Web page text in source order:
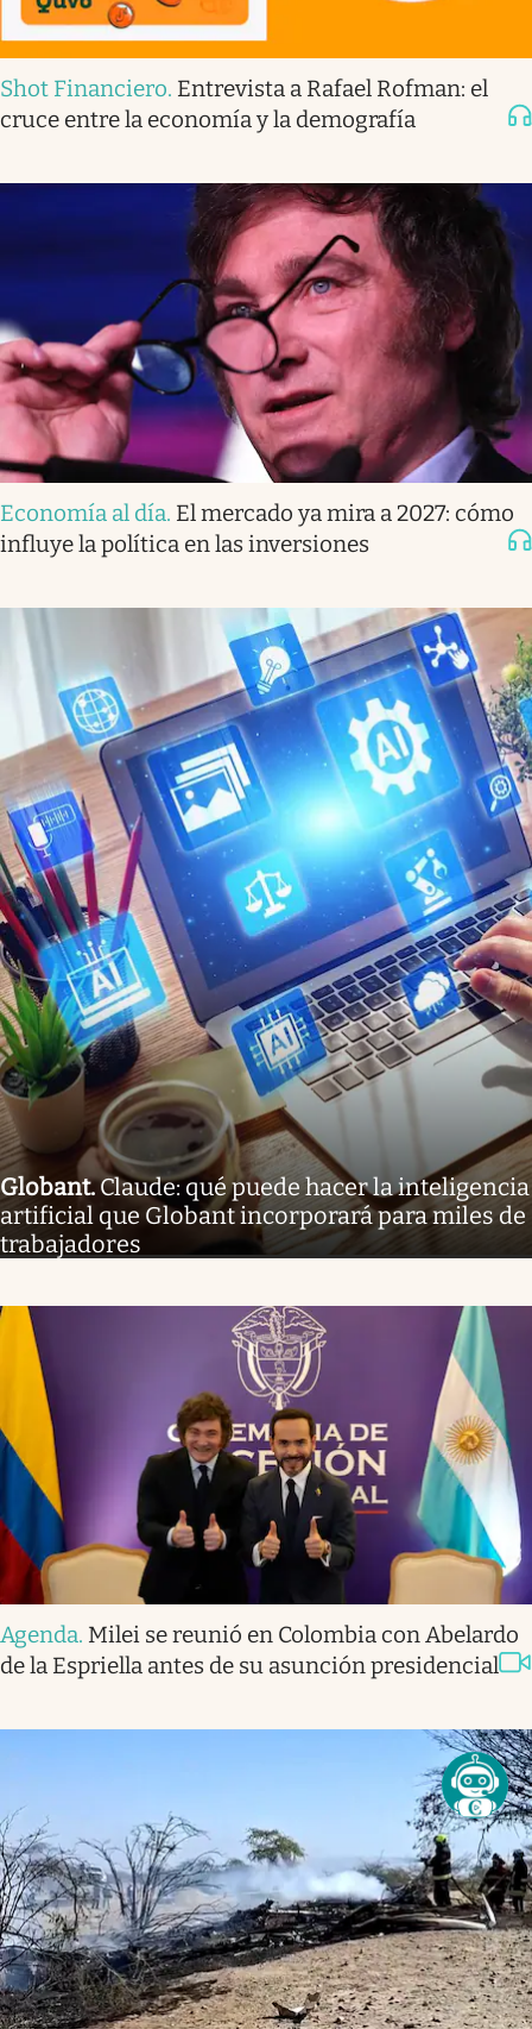
Shot Financiero. Entrevista a Rafael Rofman: el
cruce entre la economía y la demografía
Economía al día. El mercado ya mira a 2027: cómo
influye la política en las inversiones
Globant.Claude: qué puede hacer la inteligencia
artificial que Globant incorporará para miles de
trabajadores
Agenda. Milei se reunió en Colombia con Abelardo
de la Espriella antes de su asunción presidencial